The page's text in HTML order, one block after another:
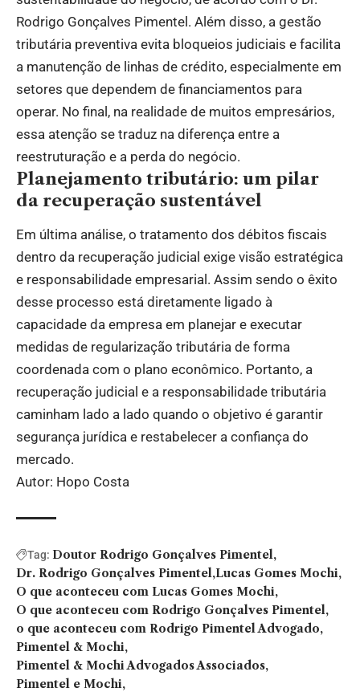
Rodrigo Gonçalves Pimentel. Além disso, a gestão
tributária preventiva evita bloqueios judiciais e facilita
a manutenção de linhas de crédito, especialmente em
setores que dependem de financiamentos para
operar. No final, na realidade de muitos empresários,
essa atenção se traduz na diferença entre a
reestruturação e a perda do negócio.
Planejamento tributário: um pilar
da recuperação sustentável
Em última análise, o tratamento dos débitos fiscais
dentro da recuperação judicial exige visão estratégica
e responsabilidade empresarial. Assim sendo o êxito
desse processo está diretamente ligado à
capacidade da empresa em planejar e executar
medidas de regularização tributária de forma
coordenada com o plano econômico. Portanto, a
recuperação judicial e a responsabilidade tributária
caminham lado a lado quando o objetivo é garantir
segurança jurídica e restabelecer a confiança do
mercado.
Autor: Hopo Costa
Tag: Doutor Rodrigo Gonçalves Pimentel
Dr. Rodrigo Gonçalves Pimentel Lucas Gomes Mochi
O que aconteceu com Lucas Gomes Mochi
O que aconteceu com Rodrigo Gonçalves Pimentel
o que aconteceu com Rodrigo Pimentel Advogado
Pimentel & Mochi
Pimentel & Mochi Advogados Associados
Pimentel e Mochi